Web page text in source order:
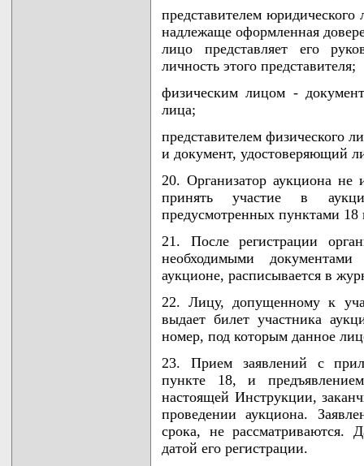
представителем
надлежаще оформленная
лицо представляет его
личность этого представителя;
физическим лицом -
лица;
представителем физического
и документ, удостоверяющий
20. Организатор аукциона
принять участие в
предусмотренных пунктами
21. После регистрации
необходимыми
аукционе, расписывается в
22. Лицу, допущенному к
выдает билет участника
номер, под которым данное
23. Прием заявлений с
пункте 18, и
настоящей Инструкции,
проведении аукциона.
срока, не рассматриваются.
датой его регистрации.